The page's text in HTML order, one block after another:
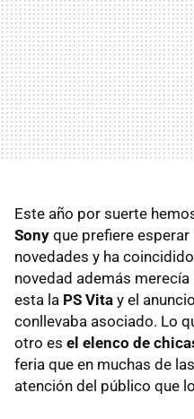
Este año por suerte
Sony que prefiere
novedades y ha
novedad además
esta la PS Vita y el
conllevaba asociado. Lo
otro es el elenco de
feria que en muchas de
atención del público que